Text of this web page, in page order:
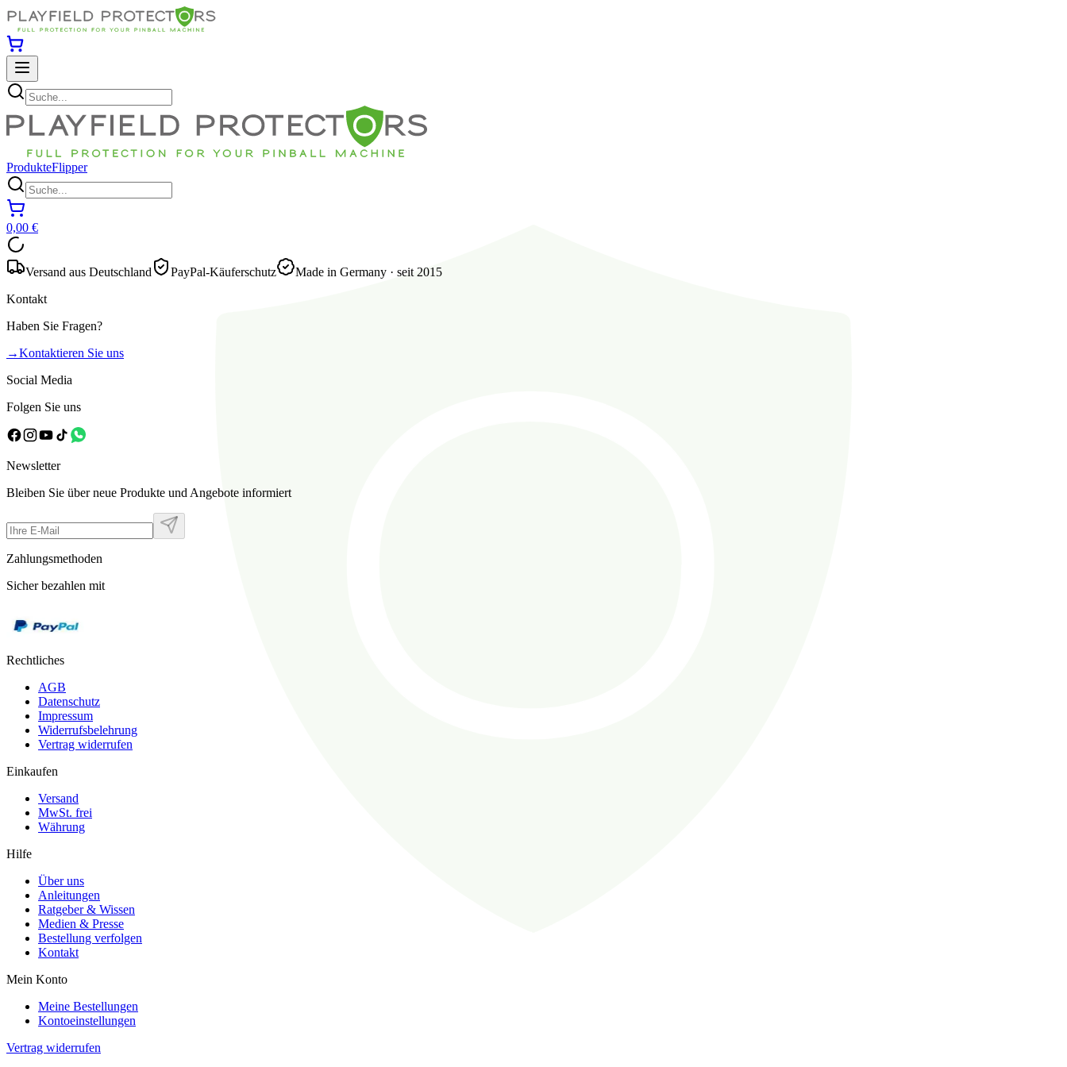
ProdukteFlipper
0,00 €
Versand aus Deutschland PayPal-Käuferschutz
Made in Germany · seit 2015
Kontakt
Haben Sie Fragen?
→Kontaktieren Sie uns
Social Media
Folgen Sie uns
Newsletter
Bleiben Sie über neue Produkte und Angebote informiert
Zahlungsmethoden
Sicher bezahlen mit
Rechtliches
AGB
Datenschutz
Impressum
Widerrufsbelehrung
Vertrag widerrufen
Einkaufen
Versand
MwSt. frei
Währung
Hilfe
Über uns
Anleitungen
Ratgeber & Wissen
Medien & Presse
Bestellung verfolgen
Kontakt
Mein Konto
Meine Bestellungen
Kontoeinstellungen
Vertrag widerrufen